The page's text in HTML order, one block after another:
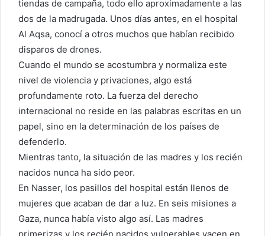
tiendas de campaña, todo ello aproximadamente a las
dos de la madrugada. Unos días antes, en el hospital
Al Aqsa, conocí a otros muchos que habían recibido
disparos de drones.
Cuando el mundo se acostumbra y normaliza este
nivel de violencia y privaciones, algo está
profundamente roto. La fuerza del derecho
internacional no reside en las palabras escritas en un
papel, sino en la determinación de los países de
defenderlo.
Mientras tanto, la situación de las madres y los recién
nacidos nunca ha sido peor.
En Nasser, los pasillos del hospital están llenos de
mujeres que acaban de dar a luz. En seis misiones a
Gaza, nunca había visto algo así. Las madres